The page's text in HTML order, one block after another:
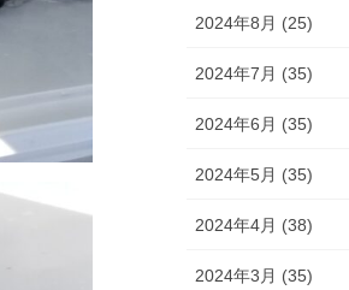
2024年8月 (25)
2024年7月 (35)
2024年6月 (35)
2024年5月 (35)
2024年4月 (38)
2024年3月 (35)